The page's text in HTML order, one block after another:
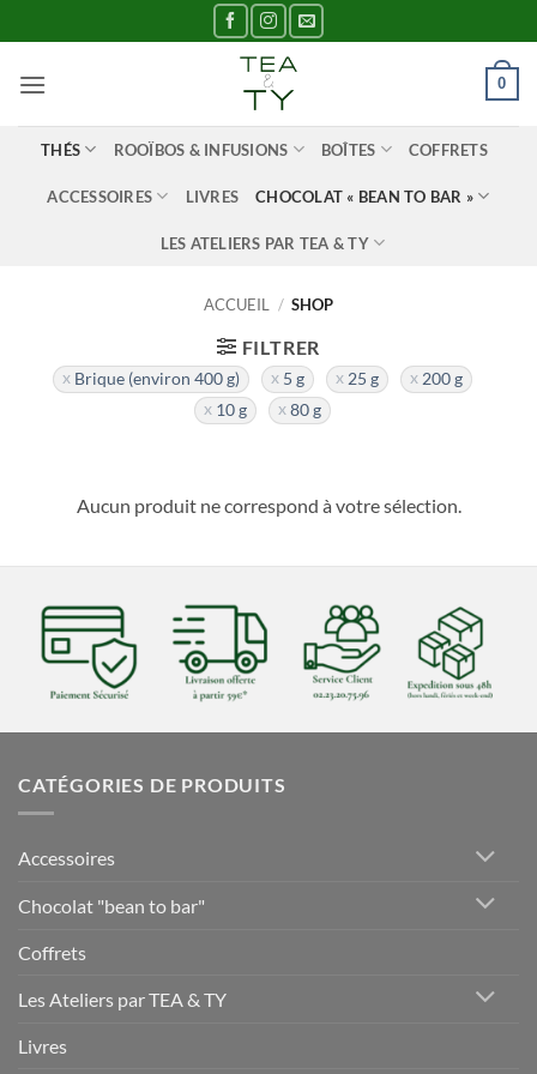
au
contenu
0
THÉS ROOÏBOS & INFUSIONS BOÎTES COFFRETS
ACCESSOIRES LIVRES CHOCOLAT « BEAN TO BAR »
LES ATELIERS PAR TEA & TY
ACCUEIL / SHOP
FILTRER
Brique (environ 400 g) 5 g 25 g
200 g
10 g
80 g
Aucun produit ne correspond à votre sélection.
CATÉGORIES DE PRODUITS
Accessoires
Chocolat "bean to bar"
Coffrets
Les Ateliers par TEA & TY
Livres